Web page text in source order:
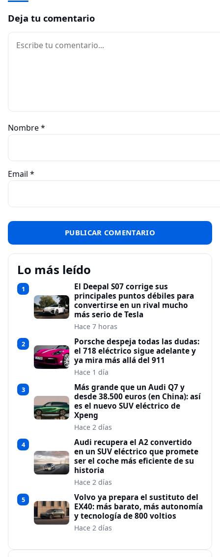
Deja tu comentario
Comentario
Nombre*
Email *
Lo más leído
1
El Deepal S07 corrige sus
principales puntos débiles para
convertirse en un rival mucho
más serio de Tesla
Hace 7 horas
2
Porsche despeja todas las dudas:
el 718 eléctrico sigue adelante y
ya mira más allá del 911
Hace 1 día
3
Más grande que un Audi Q7 y
desde 38.500 euros (en China): así
es el nuevo SUV eléctrico de
Xpeng
Hace 2 días
4
Audi recupera el A2 convertido
en un SUV eléctrico que promete
ser el coche más eficiente de su
historia
Hace 2 días
5
Volvo ya prepara el sustituto del
EX40: más barato, más autonomía
y tecnología de 800 voltios
Hace 2 días